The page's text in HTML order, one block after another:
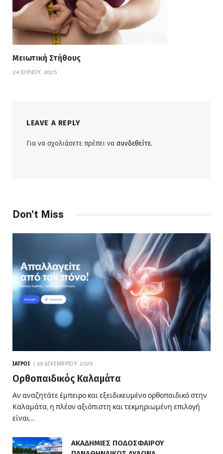
Μειωτική Στήθους
24 ΙΟΥΛΊΟΥ, 2025
LEAVE A REPLY
Για να σχολιάσετε πρέπει να συνδεθείτε.
Don't Miss
ΙΑΤΡΟΊ 29 ΔΕΚΕΜΒΡΊΟΥ, 2025
Ορθοπαιδικός Καλαμάτα
Αν αναζητάτε έμπειρο και εξειδικευμένο ορθοπαιδικό στην
Καλαμάτα, η πλέον αξιόπιστη και τεκμηριωμένη επιλογή
είναι…
ΑΚΑΔΗΜΙΕΣ ΠΟΔΟΣΦΑΙΡΟΥ